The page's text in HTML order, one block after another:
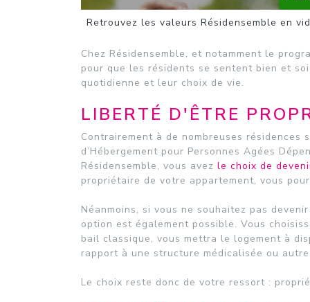
Retrouvez les valeurs Résidensemble en
Chez Résidensemble, et notamment le
pour que les résidents se sentent bien et
quotidienne et leur choix de vie.
LIBERTÉ D'ÊTRE
Contrairement à de nombreuses résidences
d’Hébergement pour Personnes Agées
Résidensemble, vous avez le choix de
propriétaire de votre appartement, vous
Néanmoins, si vous ne souhaitez pas
option est également possible. Vous
bail classique, vous mettra le logement à
rapport à une structure médicalisée ou autre.
Le choix reste donc de votre ressort :